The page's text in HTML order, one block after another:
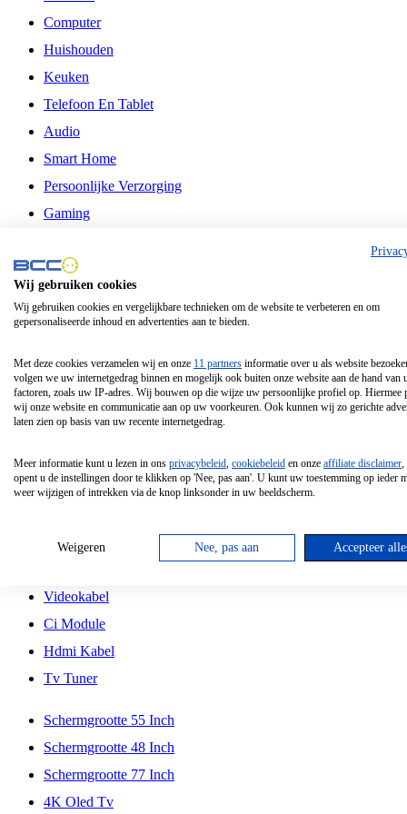
Computer
Huishouden
Keuken
Telefoon En Tablet
Audio
Smart Home
Persoonlijke Verzorging
Gaming
Philips
Schermgrootte 24 Inch
Schermgrootte 85 Inch
Schermgrootte 98 Inch
Tcl
Hd Led Tv
Antennekabel
Videokabel
Ci Module
Hdmi Kabel
Tv Tuner
Schermgrootte 55 Inch
Schermgrootte 48 Inch
Schermgrootte 77 Inch
4K Oled Tv
Wij gebruiken cookies
Wij gebruiken cookies en vergelijkbare technieken om de website te verbeteren en om
gepersonaliseerde inhoud en advertenties aan te bieden.
Met deze cookies verzamelen wij en onze 11 partners informatie over u als website
volgen we uw internetgedrag binnen en mogelijk ook buiten onze website aan de hand van
factoren, zoals uw IP-adres. Wij bouwen op die wijze uw persoonlijke profiel op. Hiermee
wij onze website en communicatie aan op uw voorkeuren. Ook kunnen wij zo gerichte
laten zien op basis van uw recente internetgedrag.
Meer informatie kunt u lezen in ons privacybeleid, cookiebeleid en onze affiliate disclaimer,
opent u de instellingen door te klikken op 'Nee, pas aan'. U kunt uw toestemming op ieder
weer wijzigen of intrekken via de knop linksonder in uw beeldscherm.
Weigeren Nee, pas aan Accepteer